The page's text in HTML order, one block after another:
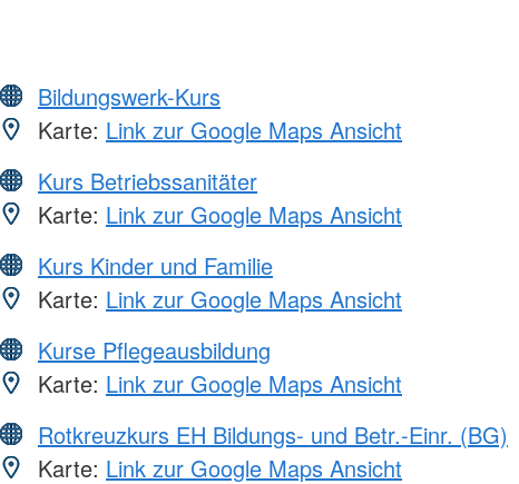
Bildungswerk-Kurs
Karte: Link zur Google Maps Ansicht
Kurs Betriebssanitäter
Karte: Link zur Google Maps Ansicht
Kurs Kinder und Familie
Karte: Link zur Google Maps Ansicht
Kurse Pflegeausbildung
Karte: Link zur Google Maps Ansicht
Rotkreuzkurs EH Bildungs- und Betr.-Einr. (BG)
Karte: Link zur Google Maps Ansicht